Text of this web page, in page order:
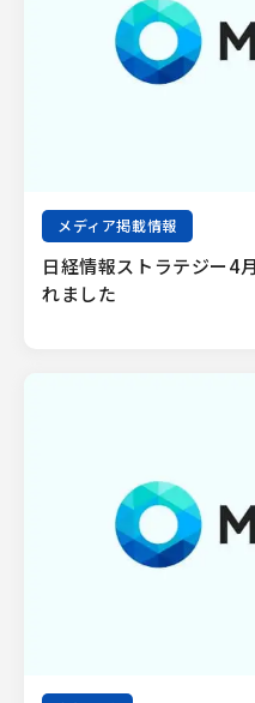
メディア掲載情報
日経情報ストラテジー4
れました